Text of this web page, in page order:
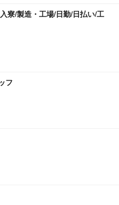
寮/製造・工場/日勤/日払い/工
フ